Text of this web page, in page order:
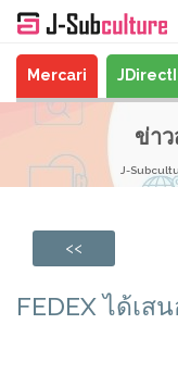
Mercari
ข่า
J-
<<
FEDEX ได้เส